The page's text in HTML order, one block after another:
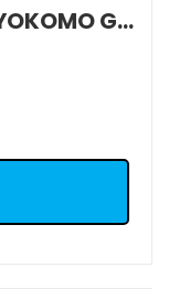
ZE-415/Portes Fusées AV YOKOMO GT4 (x2) OCCASION.